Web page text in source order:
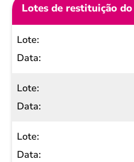
Lotes de restituição
Lote
Data